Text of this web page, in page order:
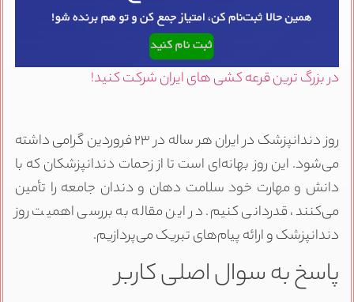
در بزرگ ترین قرعه کشی های ایران شرکت کنید!
روز دندانپزشک در ایران هر ساله در ۲۳ فروردین گرامی داشته
می‌شود. این روز بهانه‌ای است تا از زحمات دندانپزشکان که با
دانش و مهارت خود سلامت دهان و دندان جامعه را تأمین
می‌کنند، قدردانی کنیم. در این مقاله به بررسی اهمیت روز
دندانپزشک و ارائه پیام‌های تبریک می‌پردازیم.
پاسخ به سوال اصلی کاربر